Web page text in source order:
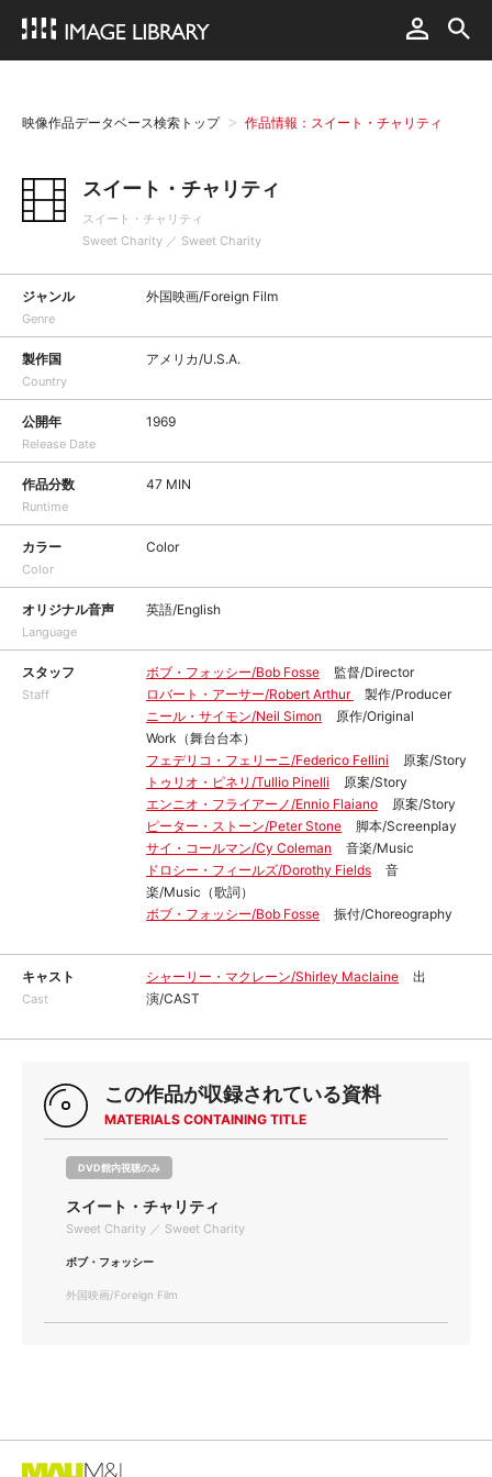
映像作品データベース検索トップ 作品情報：スイート・チャリティ
スイート・チャリティ
スイート・チャリティ
Sweet Charity ／ Sweet Charity
ジャンル
Genre
外国映画/Foreign Film
製作国
Country
アメリカ/U.S.A.
公開年
Release Date
1969
作品分数
Runtime
47 MIN
カラー
Color
Color
オリジナル音声
Language
英語/English
スタッフ
Staff
ボブ・フォッシー/Bob Fosse
監督/Director
ロバート・アーサー/Robert Arthur
製作/Producer
ニール・サイモン/Neil Simon
原作/Original
Work（舞台台本）
フェデリコ・フェリーニ/Federico Fellini
原案/Story
トゥリオ・ピネリ/Tullio Pinelli
原案/Story
エンニオ・フライアーノ/Ennio Flaiano
原案/Story
ピーター・ストーン/Peter Stone
脚本/Screenplay
サイ・コールマン/Cy Coleman
音楽/Music
ドロシー・フィールズ/Dorothy Fields
音
楽/Music（歌詞）
ボブ・フォッシー/Bob Fosse
振付/Choreography
キャスト
Cast
シャーリー・マクレーン/Shirley Maclaine
出
演/CAST
この作品が収録されている資料
MATERIALS CONTAINING TITLE
DVD館内視聴のみ
スイート・チャリティ
Sweet Charity ／ Sweet Charity
ボブ・フォッシー
外国映画/Foreign Film